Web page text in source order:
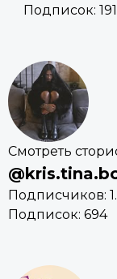
Подписок: 191
Смотреть
Подписчиков:
Подписок: 694